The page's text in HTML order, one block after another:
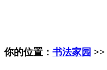
你的位置： 书法家园 >>